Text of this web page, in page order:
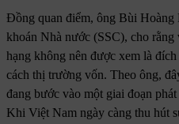
Đồng quan điểm, ông Bùi
khoán Nhà nước (SSC), cho
hạng không nên được xem là
cách thị trường vốn. Theo ông,
đang bước vào một giai đoạn
Khi Việt Nam ngày càng thu hút